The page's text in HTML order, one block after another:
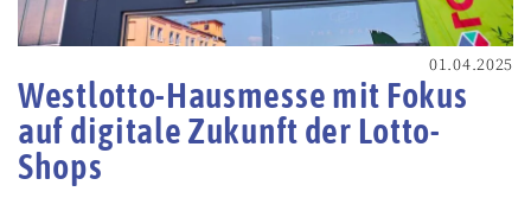
01.04.2025
Westlotto-Hausmesse mit Fokus
auf digitale Zukunft der Lotto-
Shops